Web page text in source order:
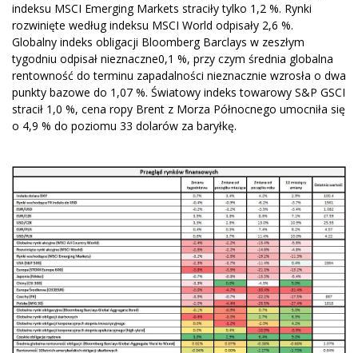
indeksu MSCI Emerging Markets straciły tylko 1,2 %. Rynki
rozwinięte według indeksu MSCI World odpisały 2,6 %.
Globalny indeks obligacji Bloomberg Barclays w zeszłym
tygodniu odpisał nieznaczne0,1 %, przy czym średnia globalna
rentowność do terminu zapadalności nieznacznie wzrosła o dwa
punkty bazowe do 1,07 %. Światowy indeks towarowy S&P GSCI
stracił 1,0 %, cena ropy Brent z Morza Północnego umocniła się
o 4,9 % do poziomu 33 dolarów za baryłkę.